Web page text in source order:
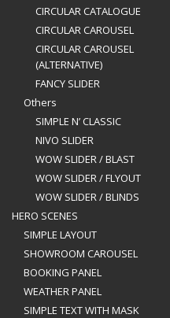
CIRCULAR CATALOGUE
CIRCULAR CAROUSEL
CIRCULAR CAROUSEL
(ALTERNATIVE)
FANCY SLIDER
Others
SIMPLE N’ CLASSIC
NIVO SLIDER
WOW SLIDER / BLAST
WOW SLIDER / FLYOUT
WOW SLIDER / BLINDS
HERO SCENES
SIMPLE LAYOUT
SHOWROOM CAROUSEL
BOOKING PANEL
WEATHER PANEL
SIMPLE TEXT WITH MASK